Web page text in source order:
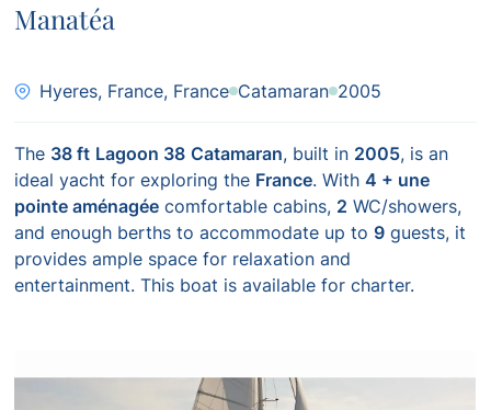
Manatéa
Hyeres, France, France Catamaran 2005
The 38 ft Lagoon 38 Catamaran, built in 2005, is an
ideal yacht for exploring the France. With4 + une
pointe aménagée comfortable cabins, 2 WC/showers,
and enough berths to accommodate up to 9 guests, it
provides ample space for relaxation and
entertainment. This boat is available for charter.